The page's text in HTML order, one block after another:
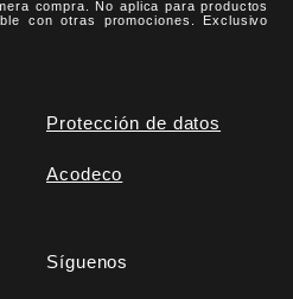
compra. No aplica para productos
con otras promociones. Exclusivo
Protección de datos
Acodeco
Síguenos